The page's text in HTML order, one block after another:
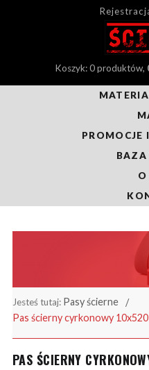
Koszyk: 0 produktów,
PROMOCJE
BAZA
O
Jesteś tutaj: Pasy ścierne
Pas ścierny cyrkonowy
PAS ŚCIERNY